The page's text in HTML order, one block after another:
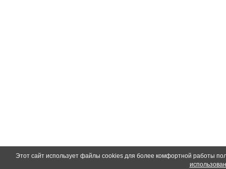
Этот сайт использует файлы cookies для более комфортной работы